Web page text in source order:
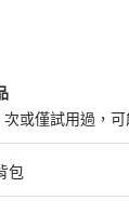
準不同、非正品
狀態與細節
或僅試用過，
資訊
包
推薦